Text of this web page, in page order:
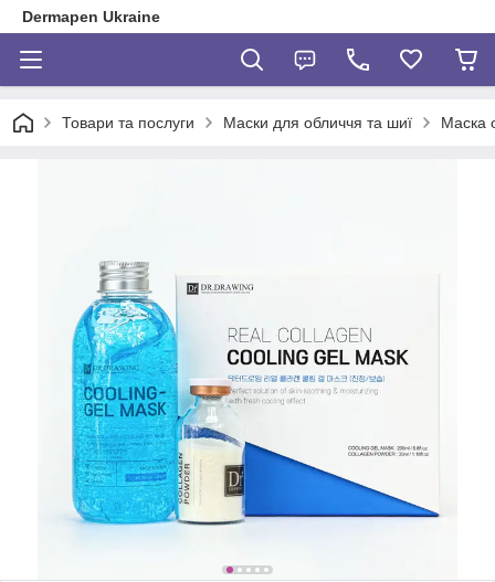
Dermapen Ukraine
Товари та послуги Маски для обличчя та шиї Маска